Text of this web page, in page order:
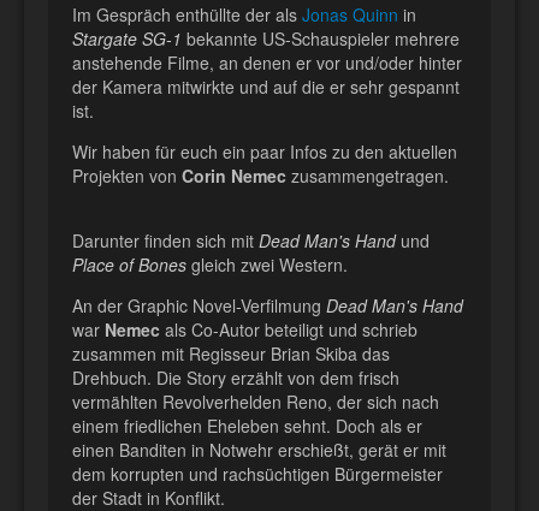
Im Gespräch enthüllte der als Jonas Quinn in
Stargate SG-1 bekannte US-Schauspieler mehrere
anstehende Filme, an denen er vor und/oder hinter
der Kamera mitwirkte und auf die er sehr gespannt
ist.
Wir haben für euch ein paar Infos zu den aktuellen
Projekten von Corin Nemec zusammengetragen.
Darunter finden sich mit Dead Man's Hand und
Place of Bones gleich zwei Western.
An der Graphic Novel-Verfilmung Dead Man's Hand
war Nemec als Co-Autor beteiligt und schrieb
zusammen mit Regisseur Brian Skiba das
Drehbuch. Die Story erzählt von dem frisch
vermählten Revolverhelden Reno, der sich nach
einem friedlichen Eheleben sehnt. Doch als er
einen Banditen in Notwehr erschießt, gerät er mit
dem korrupten und rachsüchtigen Bürgermeister
der Stadt in Konflikt.